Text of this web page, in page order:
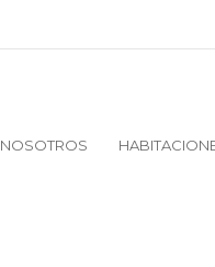
NOSOTROS